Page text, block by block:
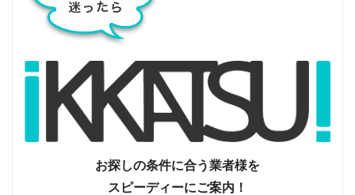
お探しの条件に合う業者様を
スピーディーにご案内！